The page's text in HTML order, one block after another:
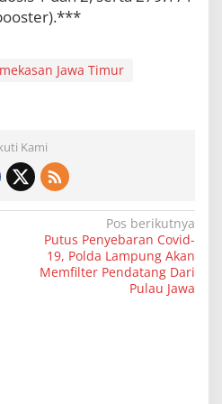
Jawa Timur
Kami
Pos berikutnya
Putus Penyebaran Covid-
19, Polda Lampung Akan
Memfilter Pendatang Dari
Pulau Jawa